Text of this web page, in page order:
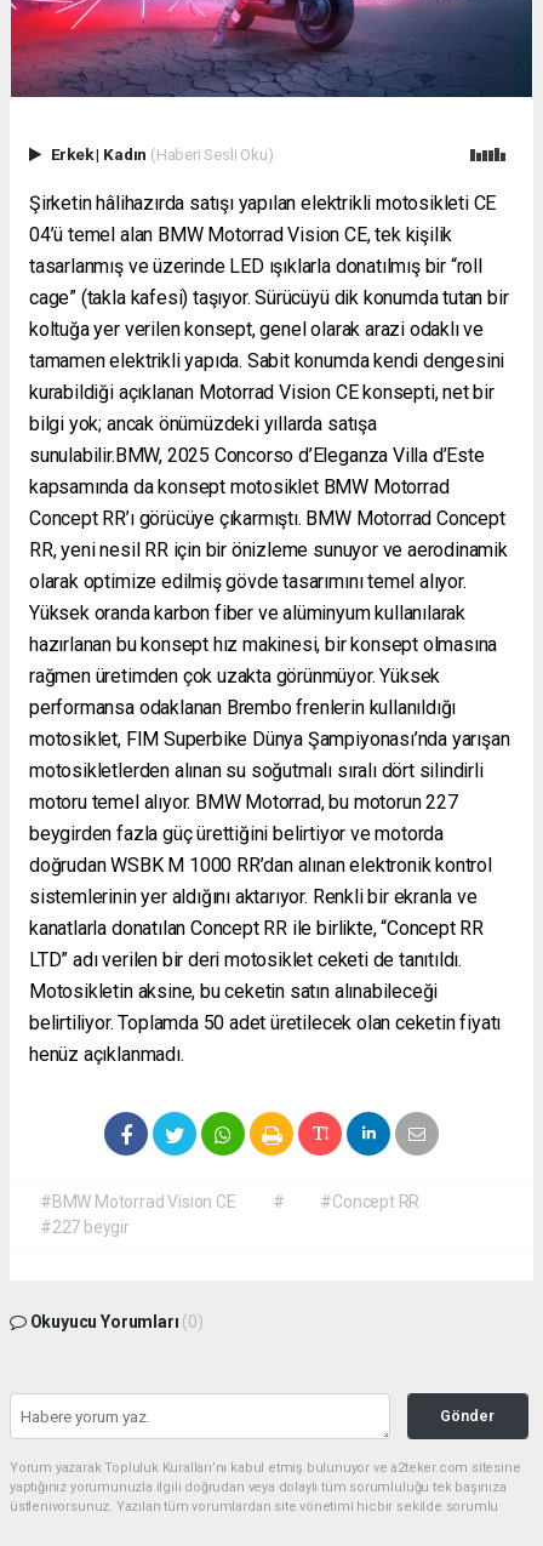
Erkek| Kadın (Haberi Sesli Oku)
Şirketin hâlihazırda satışı yapılan elektrikli motosikleti CE
04’ü temel alan BMW Motorrad Vision CE, tek kişilik
tasarlanmış ve üzerinde LED ışıklarla donatılmış bir “roll
cage” (takla kafesi) taşıyor. Sürücüyü dik konumda tutan bir
koltuğa yer verilen konsept, genel olarak arazi odaklı ve
tamamen elektrikli yapıda. Sabit konumda kendi dengesini
kurabildiği açıklanan Motorrad Vision CE konsepti, net bir
bilgi yok; ancak önümüzdeki yıllarda satışa
sunulabilir.BMW, 2025 Concorso d’Eleganza Villa d’Este
kapsamında da konsept motosiklet BMW Motorrad
Concept RR’ı görücüye çıkarmıştı. BMW Motorrad Concept
RR, yeni nesil RR için bir önizleme sunuyor ve aerodinamik
olarak optimize edilmiş gövde tasarımını temel alıyor.
Yüksek oranda karbon fiber ve alüminyum kullanılarak
hazırlanan bu konsept hız makinesi, bir konsept olmasına
rağmen üretimden çok uzakta görünmüyor. Yüksek
performansa odaklanan Brembo frenlerin kullanıldığı
motosiklet, FIM Superbike Dünya Şampiyonası’nda yarışan
motosikletlerden alınan su soğutmalı sıralı dört silindirli
motoru temel alıyor. BMW Motorrad, bu motorun 227
beygirden fazla güç ürettiğini belirtiyor ve motorda
doğrudan WSBK M 1000 RR’dan alınan elektronik kontrol
sistemlerinin yer aldığını aktarıyor. Renkli bir ekranla ve
kanatlarla donatılan Concept RR ile birlikte, “Concept RR
LTD” adı verilen bir deri motosiklet ceketi de tanıtıldı.
Motosikletin aksine, bu ceketin satın alınabileceği
belirtiliyor. Toplamda 50 adet üretilecek olan ceketin fiyatı
henüz açıklanmadı.
#BMW Motorrad Vision CE #
#Concept RR
#227 beygir
Okuyucu Yorumları (0)
Gönder
Yorum yazarak Topluluk Kuralları’nı kabul etmiş bulunuyor ve a2teker.com sitesine
yaptığınız yorumunuzla ilgili doğrudan veya dolaylı tüm sorumluluğu tek başınıza
üstleniyorsunuz. Yazılan tüm yorumlardan site yönetimi hiçbir şekilde sorumlu